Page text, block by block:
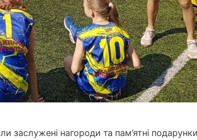
заслужені нагороди та пам’ятні